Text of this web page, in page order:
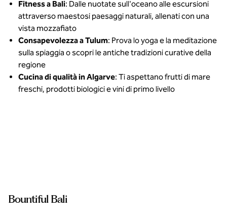
Fitness a Bali: Dalle nuotate sull'oceano alle escursioni
attraverso maestosi paesaggi naturali, allenati con una
vista mozzafiato
Consapevolezza a Tulum: Prova lo yoga e la meditazione
sulla spiaggia o scopri le antiche tradizioni curative della
regione
Cucina di qualità in Algarve: Ti aspettano frutti di mare
freschi, prodotti biologici e vini di primo livello
Conrad
Bali.
Bountiful Bali